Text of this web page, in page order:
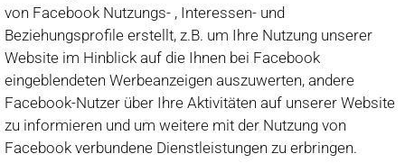
von Facebook Nutzungs- , Interessen- und
Beziehungsprofile erstellt, z.B. um Ihre Nutzung unserer
Website im Hinblick auf die Ihnen bei Facebook
eingeblendeten Werbeanzeigen auszuwerten, andere
Facebook-Nutzer über Ihre Aktivitäten auf unserer Website
zu informieren und um weitere mit der Nutzung von
Facebook verbundene Dienstleistungen zu erbringen.